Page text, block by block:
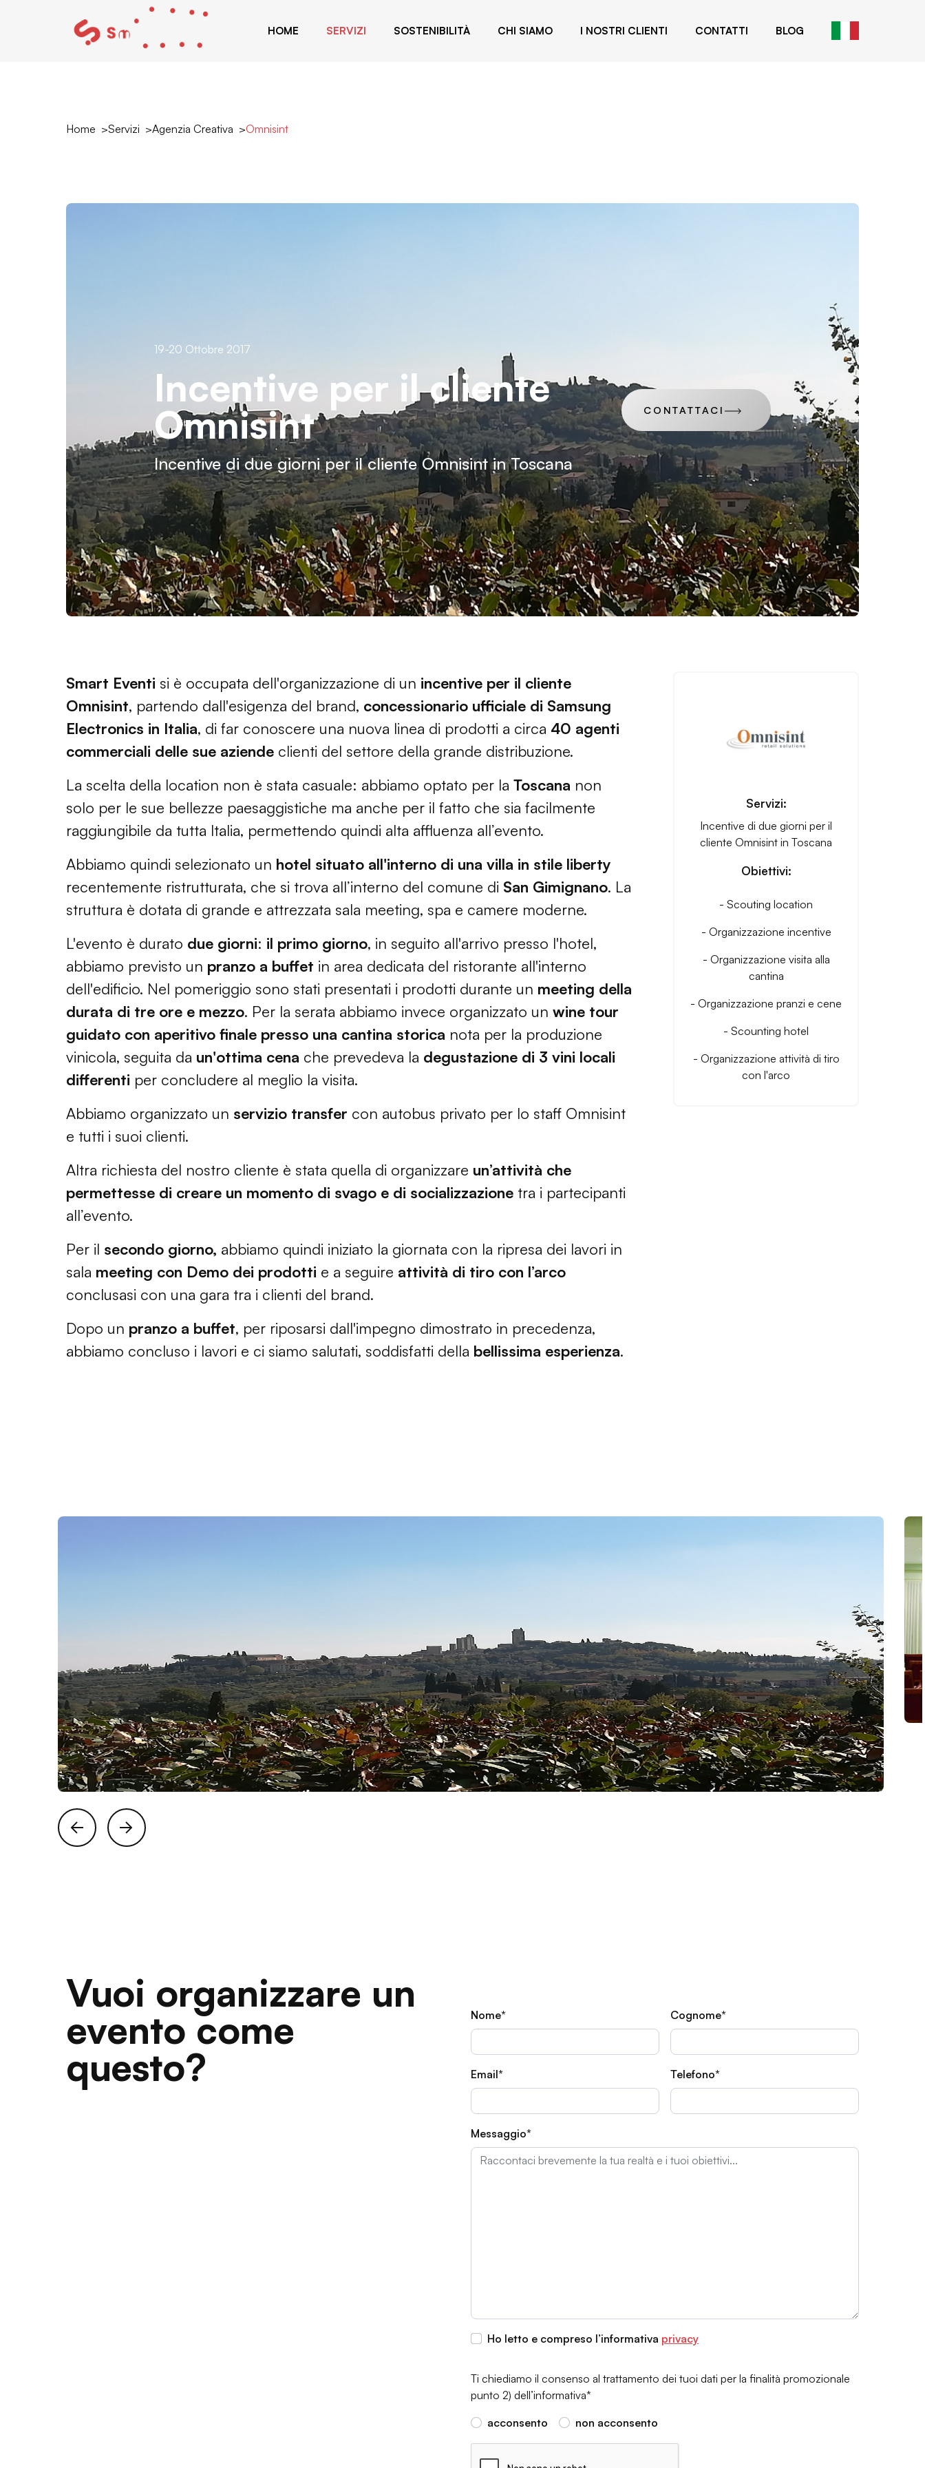
HOME SERVIZI SOSTENIBILITÀ CHI SIAMO I NOSTRI CLIENTI CONTATTI BLOG
Home Servizi Agenzia Creativa Omnisint
19-20 Ottobre 2017
Incentive per il cliente
Omnisint
Incentive di due giorni per il cliente Omnisint in Toscana
CONTATTACI
Smart Eventi si è occupata dell'organizzazione di un incentive per il cliente
Omnisint, partendo dall'esigenza del brand, concessionario ufficiale di Samsung
Electronics in Italia, di far conoscere una nuova linea di prodotti a circa 40 agenti
commerciali delle sue aziende clienti del settore della grande distribuzione.
La scelta della location non è stata casuale: abbiamo optato per la Toscana non
solo per le sue bellezze paesaggistiche ma anche per il fatto che sia facilmente
raggiungibile da tutta Italia, permettendo quindi alta affluenza all’evento.
Abbiamo quindi selezionato un hotel situato all'interno di una villa in stile liberty
recentemente ristrutturata, che si trova all’interno del comune di San Gimignano. La
struttura è dotata di grande e attrezzata sala meeting, spa e camere moderne.
L'evento è durato due giorni: il primo giorno, in seguito all'arrivo presso l'hotel,
abbiamo previsto un pranzo a buffet in area dedicata del ristorante all'interno
dell'edificio. Nel pomeriggio sono stati presentati i prodotti durante un meeting della
durata di tre ore e mezzo. Per la serata abbiamo invece organizzato un wine tour
guidato con aperitivo finale presso una cantina storica nota per la produzione
vinicola, seguita da un'ottima cena che prevedeva la degustazione di 3 vini locali
differenti per concludere al meglio la visita.
Abbiamo organizzato un servizio transfer con autobus privato per lo staff Omnisint
e tutti i suoi clienti.
Altra richiesta del nostro cliente è stata quella di organizzare un’attività che
permettesse di creare un momento di svago e di socializzazione tra i partecipanti
all’evento.
Per il secondo giorno, abbiamo quindi iniziato la giornata con la ripresa dei lavori in
sala meeting con Demo dei prodotti e a seguire attività di tiro con l’arco
conclusasi con una gara tra i clienti del brand.
Dopo un pranzo a buffet, per riposarsi dall'impegno dimostrato in precedenza,
abbiamo concluso i lavori e ci siamo salutati, soddisfatti della bellissima esperienza.
Servizi:
Incentive di due giorni per il
cliente Omnisint in Toscana
Obiettivi:
- Scouting location
- Organizzazione incentive
- Organizzazione visita alla
cantina
- Organizzazione pranzi e cene
- Scounting hotel
- Organizzazione attività di tiro
con l'arco
Vuoi organizzare un
evento come
questo?
Nome* Cognome*
Email* Telefono*
Messaggio*
Ho letto e compreso l’informativa privacy
Ti chiediamo il consenso al trattamento dei tuoi dati per la finalità promozionale
punto 2) dell’informativa*
acconsento
non acconsento